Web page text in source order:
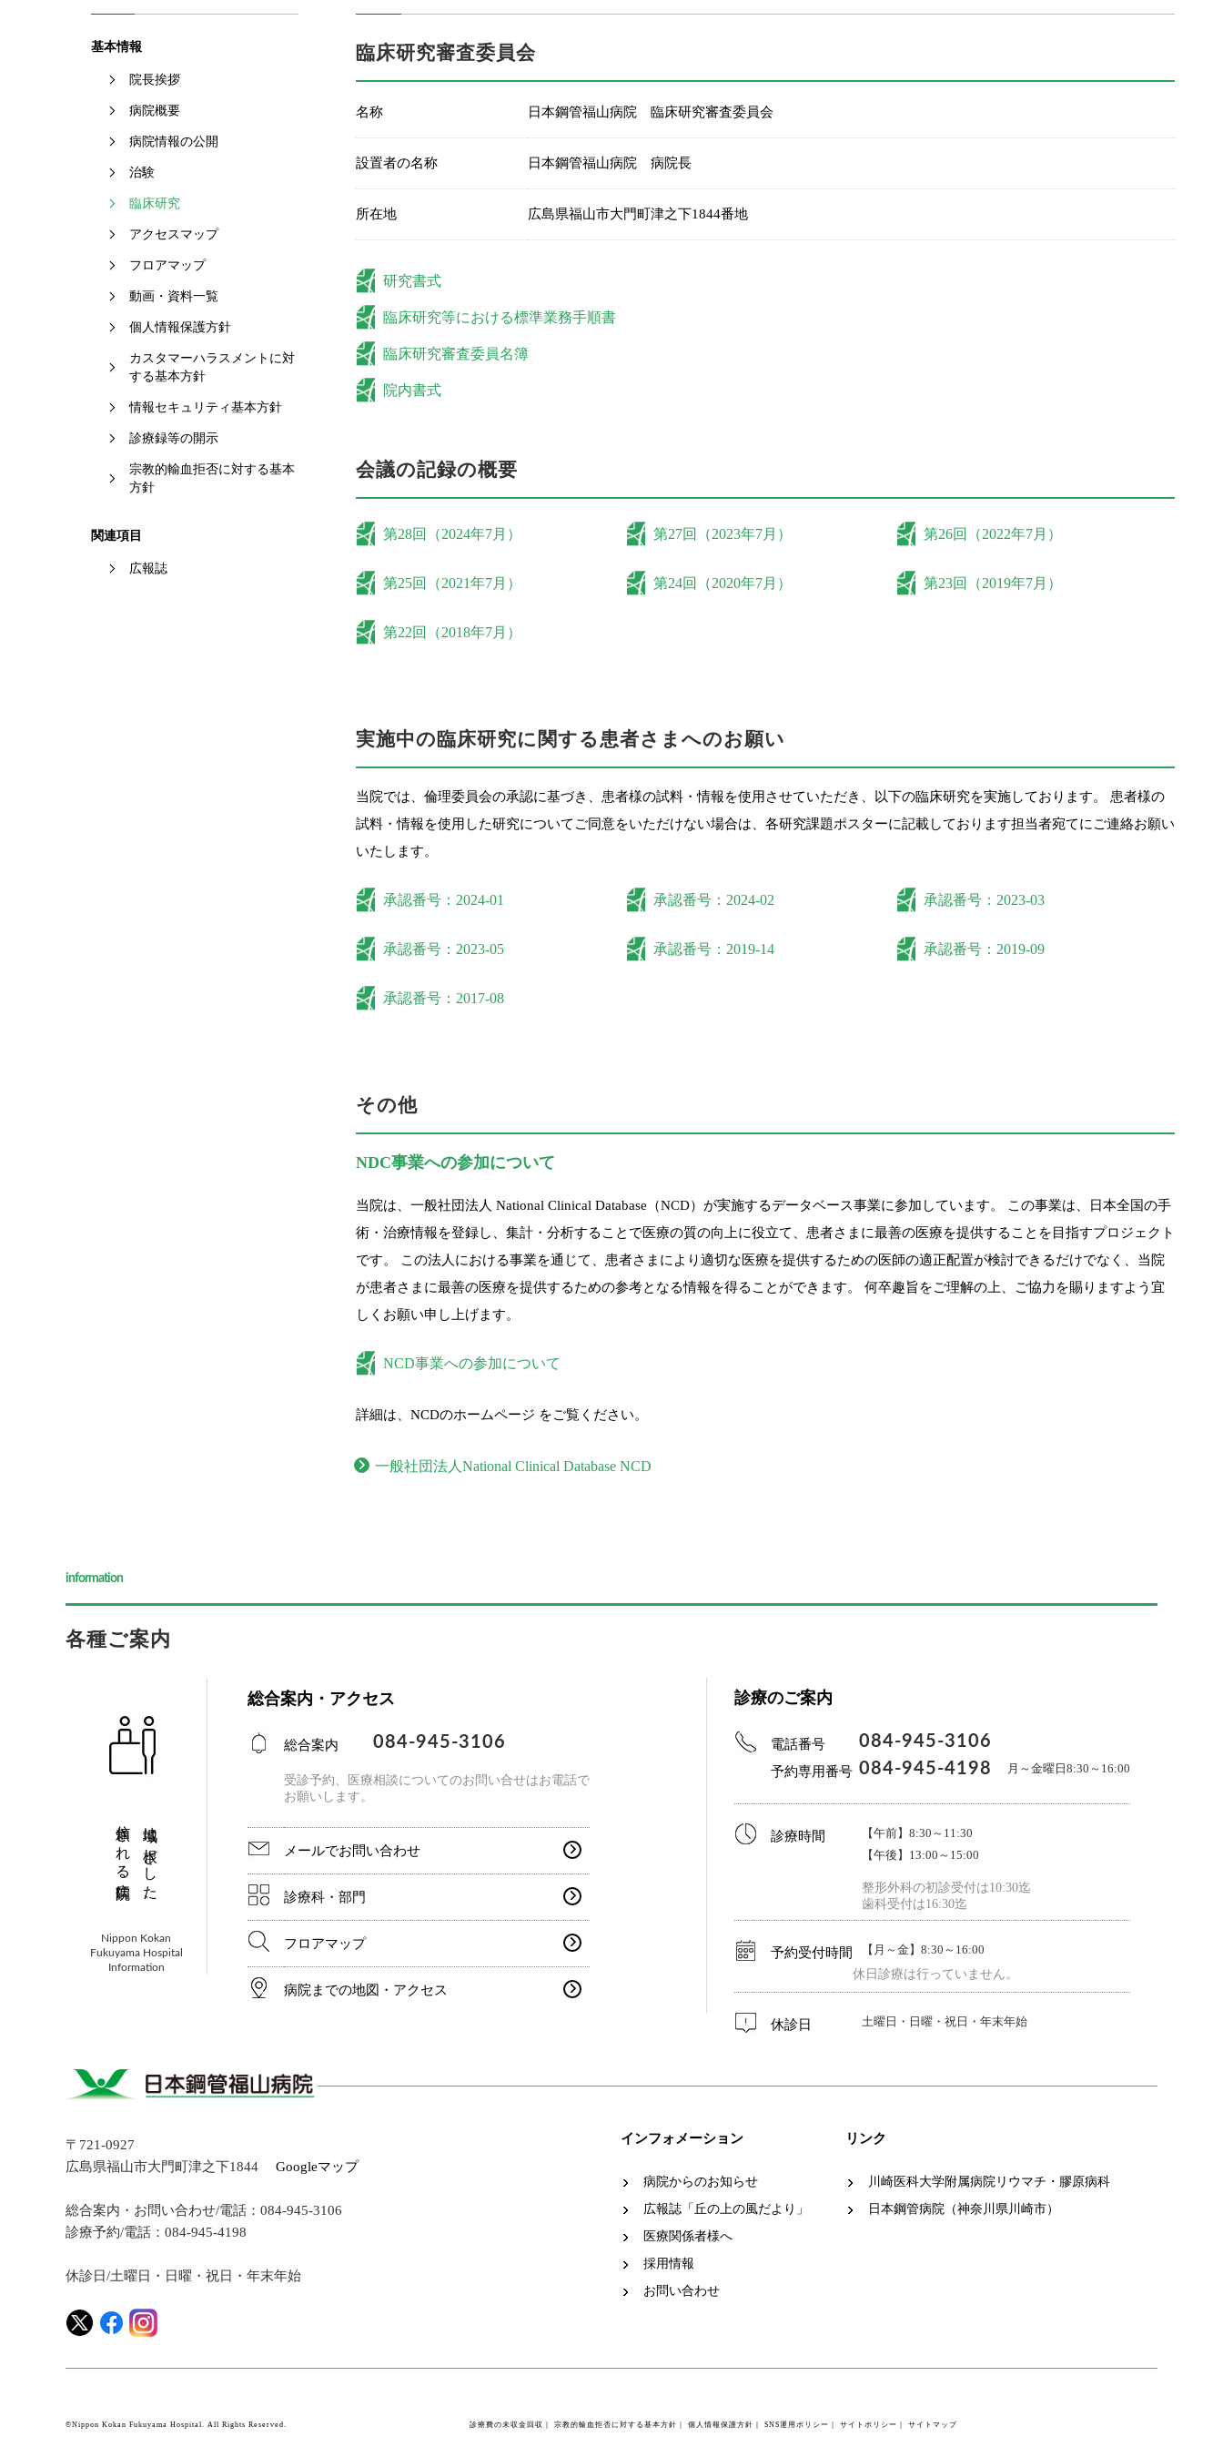
基本情報
院長挨拶
病院概要
病院情報の公開
治験
臨床研究
アクセスマップ
フロアマップ
動画・資料一覧
個人情報保護方針
カスタマーハラスメントに対
する基本方針
情報セキュリティ基本方針
診療録等の開示
宗教的輸血拒否に対する基本
方針
関連項目
広報誌
臨床研究審査委員会
名称 日本鋼管福山病院 臨床研究審査委員会
設置者の名称 日本鋼管福山病院 病院長
所在地 広島県福山市大門町津之下1844番地
研究書式
臨床研究等における標準業務手順書
臨床研究審査委員名簿
院内書式
会議の記録の概要
第28回（2024年7月） 第27回（2023年7月） 第26回（2022年7月）
第25回（2021年7月） 第24回（2020年7月） 第23回（2019年7月）
第22回（2018年7月）
実施中の臨床研究に関する患者さまへのお願い
当院では、倫理委員会の承認に基づき、患者様の試料・情報を使用させていただき、以下の臨床研究を実施しております。 患者様の
試料・情報を使用した研究についてご同意をいただけない場合は、各研究課題ポスターに記載しております担当者宛てにご連絡お願い
いたします。
承認番号：2024-01 承認番号：2024-02 承認番号：2023-03
承認番号：2023-05 承認番号：2019-14 承認番号：2019-09
承認番号：2017-08
その他
NDC事業への参加について
当院は、一般社団法人 National Clinical Database（NCD）が実施するデータベース事業に参加しています。 この事業は、日本全国の手
術・治療情報を登録し、集計・分析することで医療の質の向上に役立て、患者さまに最善の医療を提供することを目指すプロジェクト
です。 この法人における事業を通じて、患者さまにより適切な医療を提供するための医師の適正配置が検討できるだけでなく、当院
が患者さまに最善の医療を提供するための参考となる情報を得ることができます。 何卒趣旨をご理解の上、ご協力を賜りますよう宜
しくお願い申し上げます。
NCD事業への参加について
詳細は、NCDのホームページ をご覧ください。
一般社団法人National Clinical Database NCD
information
各種ご案内
地域に根ざした、
信頼される病院に。
Nippon Kokan
Fukuyama Hospital
Information
総合案内・アクセス
総合案内 084-945-3106
受診予約、医療相談についてのお問い合せはお電話で
お願いします。
メールでお問い合わせ
診療科・部門
フロアマップ
病院までの地図・アクセス
診療のご案内
電話番号 084-945-3106
予約専用番号 084-945-4198 月～金曜日8:30～16:00
診療時間
【午前】8:30～11:30
【午後】13:00～15:00
整形外科の初診受付は10:30迄
歯科受付は16:30迄
予約受付時間
【月～金】8:30～16:00
休日診療は行っていません。
休診日 土曜日・日曜・祝日・年末年始
〒721-0927
広島県福山市大門町津之下1844 Googleマップ
総合案内・お問い合わせ/電話：084-945-3106
診療予約/電話：084-945-4198
休診日/土曜日・日曜・祝日・年末年始
インフォメーション
病院からのお知らせ
広報誌「丘の上の風だより」
医療関係者様へ
採用情報
お問い合わせ
リンク
川崎医科大学附属病院リウマチ・膠原病科
日本鋼管病院（神奈川県川崎市）
©Nippon Kokan Fukuyama Hospital. All Rights Reserved. 診療費の未収金回収 宗教的輸血拒否に対する基本方針 個人情報保護方針 SNS運用ポリシー サイトポリシー サイトマップ